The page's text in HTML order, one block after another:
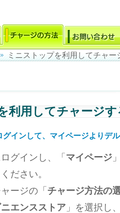
ミニストップを利用してチャー
利用してチャージす
グインして、マイページよりデ
グインし、「 マイページ
ださい。
ージの「 チャージ方法の
エンスストア 」を選択し